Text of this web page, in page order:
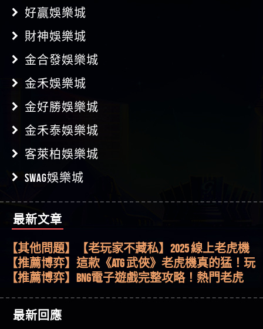
好贏娛樂城
財神娛樂城
金合發娛樂城
金禾娛樂城
金好勝娛樂城
金禾泰娛樂城
客萊柏娛樂城
SWAG娛樂城
最新文章
【其他問題】用理性數據指路，開啟你的高回報
娛樂之旅
【其他問題】【老玩家不藏私】2025 線上老虎機
這樣挑！RTP、波動率和平台安全的全攻略！
【推薦博弈】這款《ATG 武俠》老虎機真的猛！玩
過才知道什麼叫超過3萬種中獎方式！
【推薦博弈】BNG電子遊戲完整攻略！熱門老虎
51,000倍數玩法攻略，輕鬆稱霸老虎機！
【其他問題】「拆解力智投資詐騙套路緊急追討
賴zg369」力智投資是不是詐騙 力智投資是真的嗎
【其他問題】 【遇天盛商行詐騙追回資金賴
最新回應
【傑】推代理真的好相處